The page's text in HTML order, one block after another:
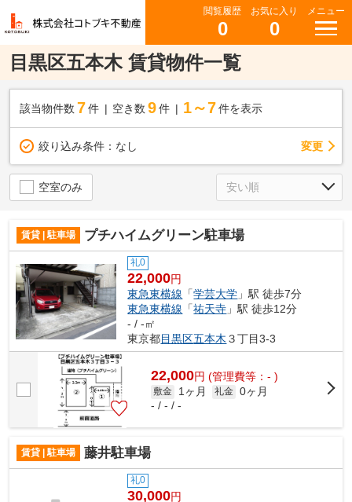
閲覧履歴
0
お気に入り
0
メニュー
目黒区五本木 賃貸物件一覧
該当物件数 7件 空き数 9 件 1～7 件を表示
絞り込み条件： なし 変更
空室のみ
賃貸 | 駐車場 プチハイムグリーン駐車場
礼0
22,000円
東急東横線 「学芸大学 」駅 徒歩7分
東急東横線 「祐天寺 」駅 徒歩12分
- / -㎡
東京都目黒区五本木 ３丁目3-3
22,000円 (管理費等：- )
敷金 1ヶ月 礼金 0ヶ月
- / - / -
賃貸 | 駐車場 藤井駐車場
礼0
30,000円